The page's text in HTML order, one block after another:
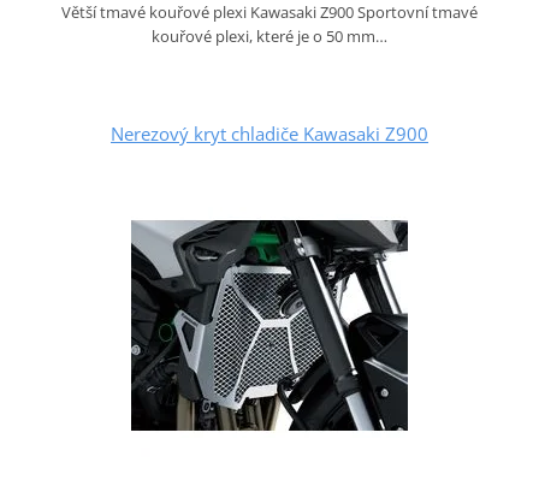
Větší tmavé kouřové plexi Kawasaki Z900 Sportovní tmavé
kouřové plexi, které je o 50 mm…
Nerezový kryt chladiče Kawasaki Z900